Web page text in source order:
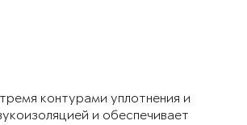
контурами уплотнения и
и обеспечивает